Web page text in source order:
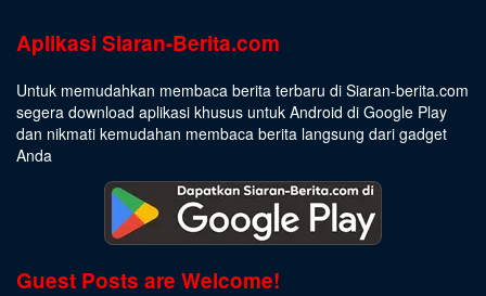
Aplikasi Siaran-Berita.com
Untuk memudahkan membaca berita terbaru di Siaran-berita.com
segera download aplikasi khusus untuk Android di Google Play
dan nikmati kemudahan membaca berita langsung dari gadget
Anda
Guest Posts are Welcome!